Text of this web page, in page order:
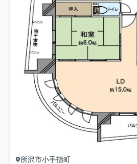
所沢市小手指町